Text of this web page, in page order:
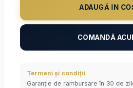
ADAUGĂ IN
COMANDĂ
Termeni și condiții
Garanție de rambursare în 30 de